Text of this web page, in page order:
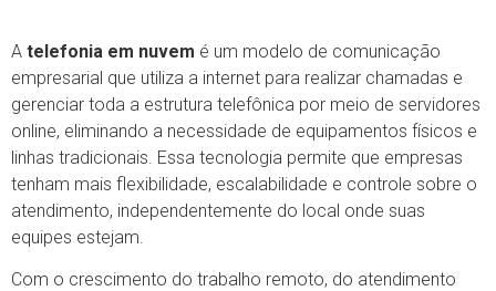
A telefonia em nuvem é um modelo de comunicação
empresarial que utiliza a internet para realizar chamadas e
gerenciar toda a estrutura telefônica por meio de servidores
online, eliminando a necessidade de equipamentos físicos e
linhas tradicionais. Essa tecnologia permite que empresas
tenham mais flexibilidade, escalabilidade e controle sobre o
atendimento, independentemente do local onde suas
equipes estejam.
Com o crescimento do trabalho remoto, do atendimento